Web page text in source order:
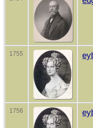
1755
1756